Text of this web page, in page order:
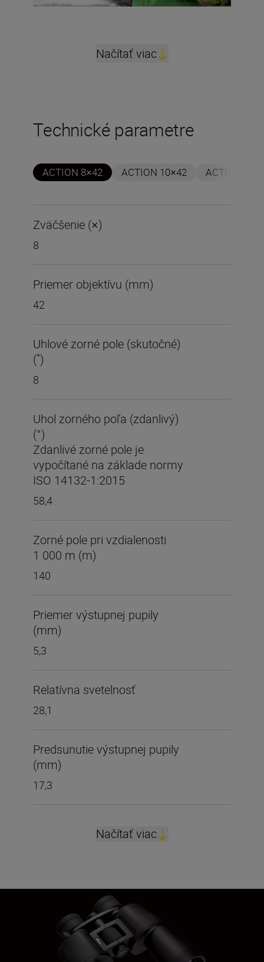
Načítať viac
Technické parametre
ACTION 8×42 ACTION 10×42 ACTION
Zväčšenie (×)
8
Priemer objektívu (mm)
42
Uhlové zorné pole (skutočné)
(˚)
8
Uhol zorného poľa (zdanlivý)
(°)
Zdanlivé zorné pole je
vypočítané na základe normy
ISO 14132-1:2015
58,4
Zorné pole pri vzdialenosti
1 000 m (m)
140
Priemer výstupnej pupily
(mm)
5,3
Relatívna svetelnosť
28,1
Predsunutie výstupnej pupily
(mm)
17,3
Načítať viac